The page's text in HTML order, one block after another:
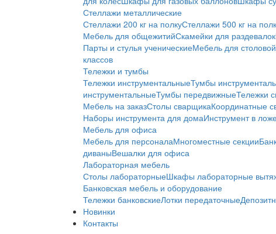
Стеллажи металлические
Стеллажи 200 кг на полкуСтеллажи 500 кг на
Мебель для общежитийСкамейки для раздевалок
Парты и стулья ученическиеМебель для столовой
классов
Тележки и тумбы
Тележки инструментальныеТумбы
инструментальныеТумбы передвижныеТележки
Мебель на заказСтолы сварщикаКоординатные
Наборы инструмента для домаИнструмент в
Мебель для офиса
Мебель для персоналаМногоместные секции
диваныВешалки для офиса
Лабораторная мебель
Столы лабораторныеШкафы лабораторные
Банковская мебель и оборудование
Тележки банковскиеЛотки передаточные
Новинки
Контакты